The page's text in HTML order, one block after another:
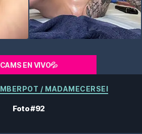
CAMS EN VIVO💦
Categorías
/ MADAMECERSEI
Foto #92